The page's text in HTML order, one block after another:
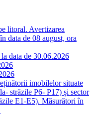
litoral. Avertizarea
data de 08 august, ora
data de 30.06.2026
imobilelor situate
străzile P6- P17) și sector
E1-E5). Măsurători în